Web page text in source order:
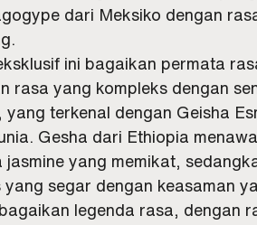
dari Meksiko dengan
ini bagaikan permata
rasa yang kompleks dengan
terkenal dengan Geisha
Gesha dari Ethiopia
yang memikat,
segar dengan keasaman
legenda rasa, dengan